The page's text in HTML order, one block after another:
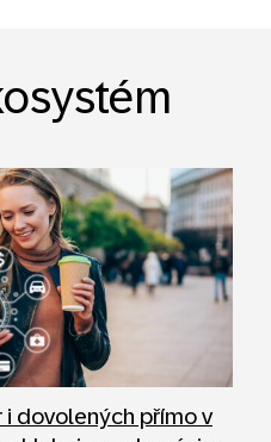
i dovolených přímo v